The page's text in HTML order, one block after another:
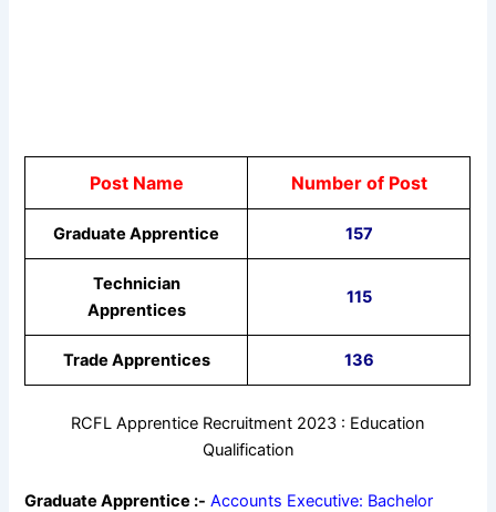
Post Name Number of Post
Graduate Apprentice 157
Technician
Apprentices
115
Trade Apprentices 136
RCFL Apprentice Recruitment 2023 : Education
Qualification
Graduate Apprentice :- Accounts Executive: Bachelor